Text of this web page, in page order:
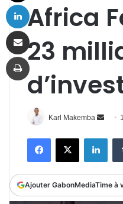
Africa
23
Karl Makemba
FacebookX
Ajouter GabonMediaTime à
Imprimer